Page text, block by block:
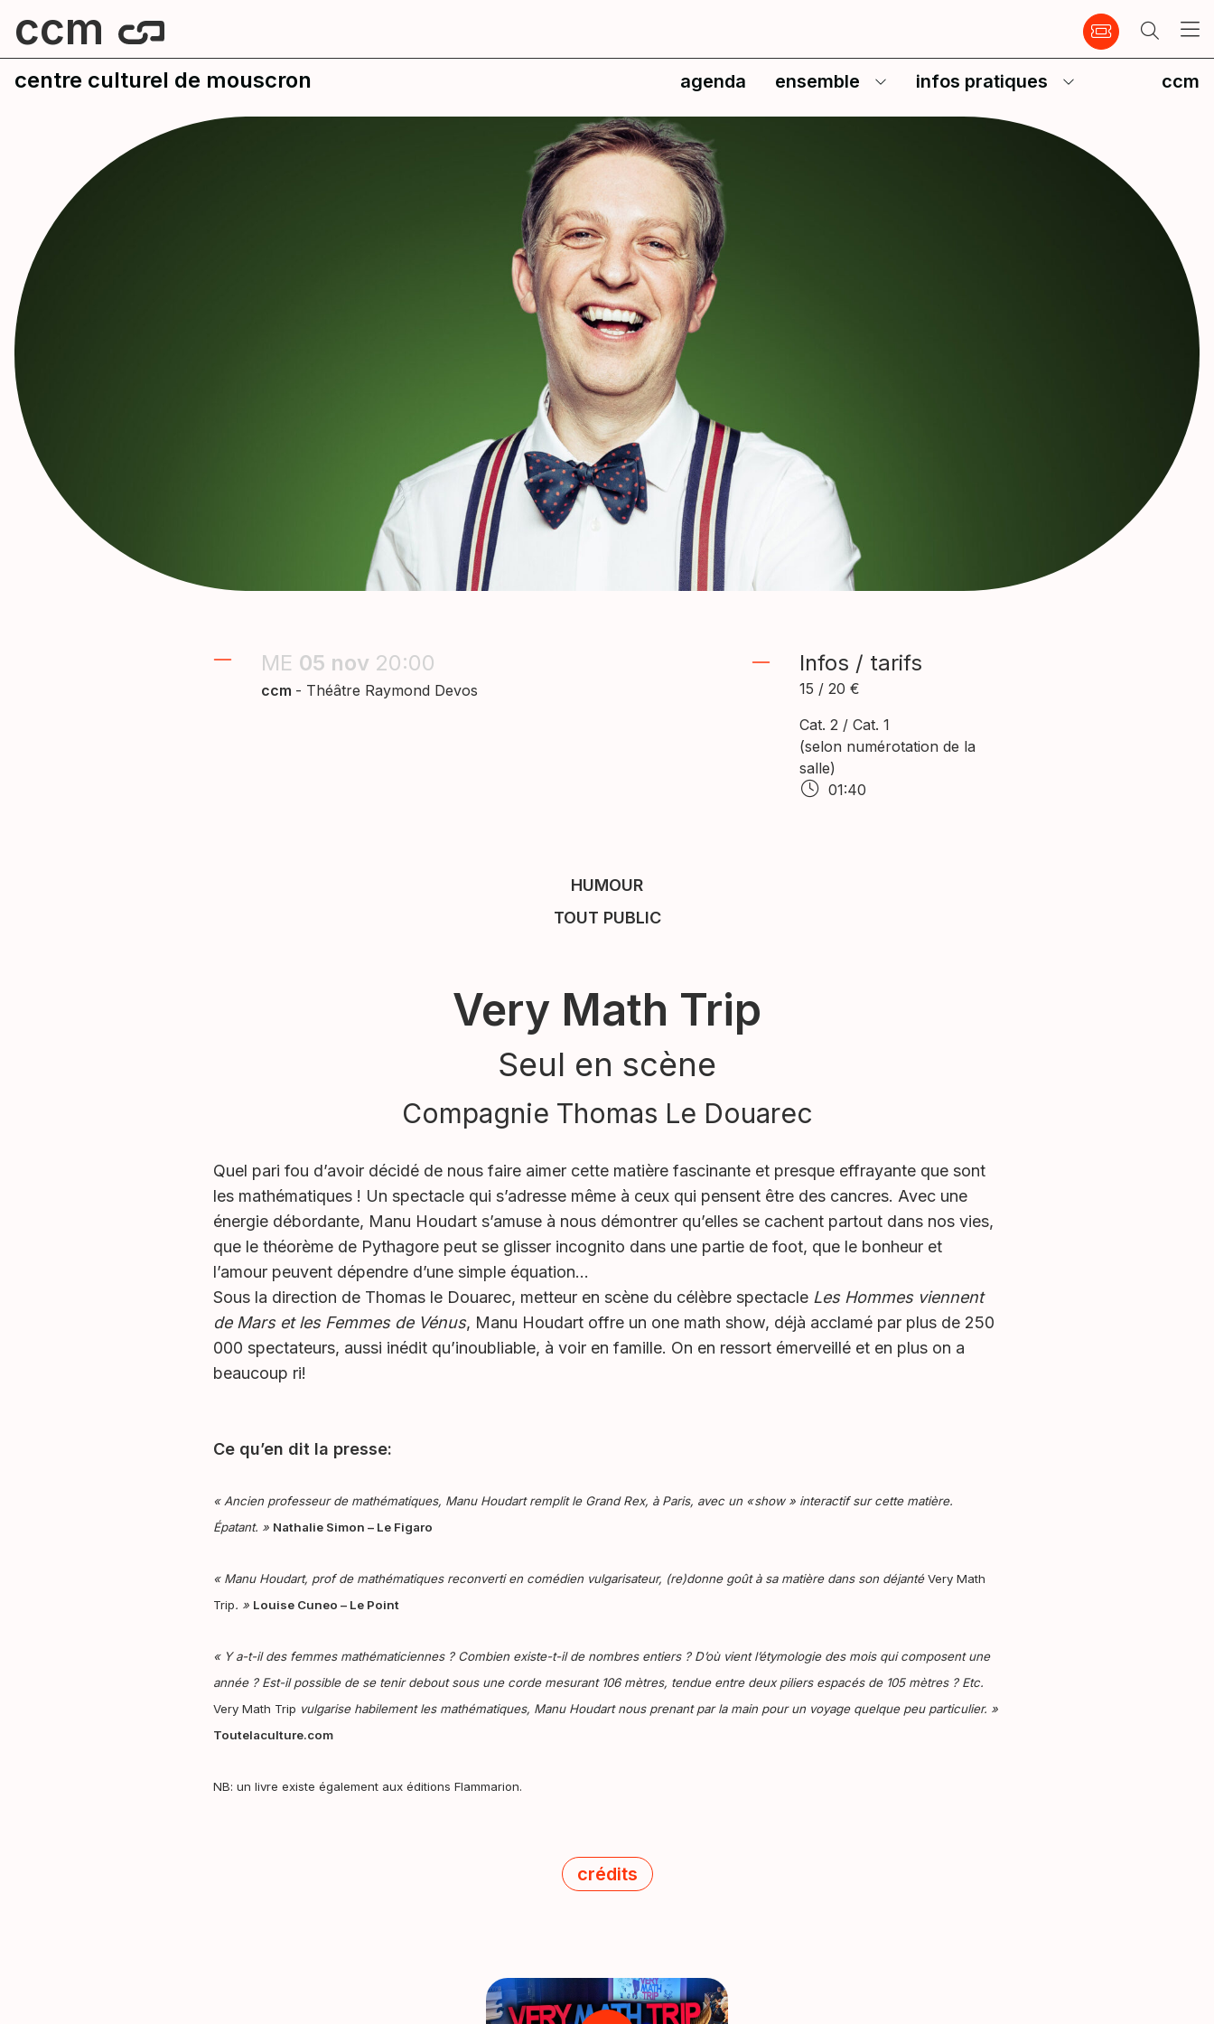
ccm
centre culturel de mouscron agenda ensemble infos pratiques ccm
ME 05 nov 20:00
ccm - Théâtre Raymond Devos
Infos / tarifs
15 / 20 €
Cat. 2 / Cat. 1
(selon numérotation de la
salle)
01:40
HUMOUR
TOUT PUBLIC
Very Math Trip
Seul en scène
Compagnie Thomas Le Douarec
Quel pari fou d’avoir décidé de nous faire aimer cette matière fascinante et presque effrayante que sont
les mathématiques ! Un spectacle qui s’adresse même à ceux qui pensent être des cancres. Avec une
énergie débordante, Manu Houdart s’amuse à nous démontrer qu’elles se cachent partout dans nos vies,
que le théorème de Pythagore peut se glisser incognito dans une partie de foot, que le bonheur et
l’amour peuvent dépendre d’une simple équation…
Sous la direction de Thomas le Douarec, metteur en scène du célèbre spectacle Les Hommes viennent
de Mars et les Femmes de Vénus, Manu Houdart offre un one math show, déjà acclamé par plus de 250
000 spectateurs, aussi inédit qu’inoubliable, à voir en famille. On en ressort émerveillé et en plus on a
beaucoup ri!
Ce qu’en dit la presse:
« Ancien professeur de mathématiques, Manu Houdart remplit le Grand Rex, à Paris, avec un « show » interactif sur cette matière.
Épatant. » Nathalie Simon – Le Figaro
« Manu Houdart, prof de mathématiques reconverti en comédien vulgarisateur, (re)donne goût à sa matière dans son déjantéVery Math
Trip. » Louise Cuneo – Le Point
« Y a-t-il des femmes mathématiciennes ? Combien existe-t-il de nombres entiers ? D’où vient l’étymologie des mois qui composent une
année ? Est-il possible de se tenir debout sous une corde mesurant 106 mètres, tendue entre deux piliers espacés de 105 mètres ? Etc.
Very Math Trip vulgarise habilement les mathématiques, Manu Houdart nous prenant par la main pour un voyage quelque peu particulier. »
Toutelaculture.com
NB: un livre existe également aux éditions Flammarion.
crédits